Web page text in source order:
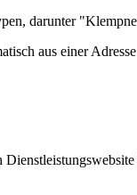
darunter
aus einer